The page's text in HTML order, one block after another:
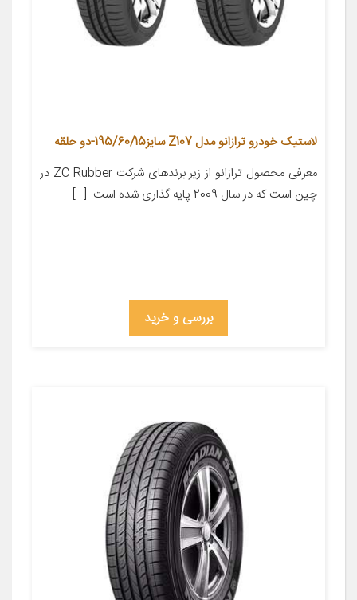
لاستیک خودرو ترازانو مدل Z107 سایز195/60/15-دو حلقه
معرفی محصول ترازانو از زیر برندهای شرکت ZC Rubber در
چین است که در سال 2009 پایه گذاری شده است. […]
بررسی و خرید